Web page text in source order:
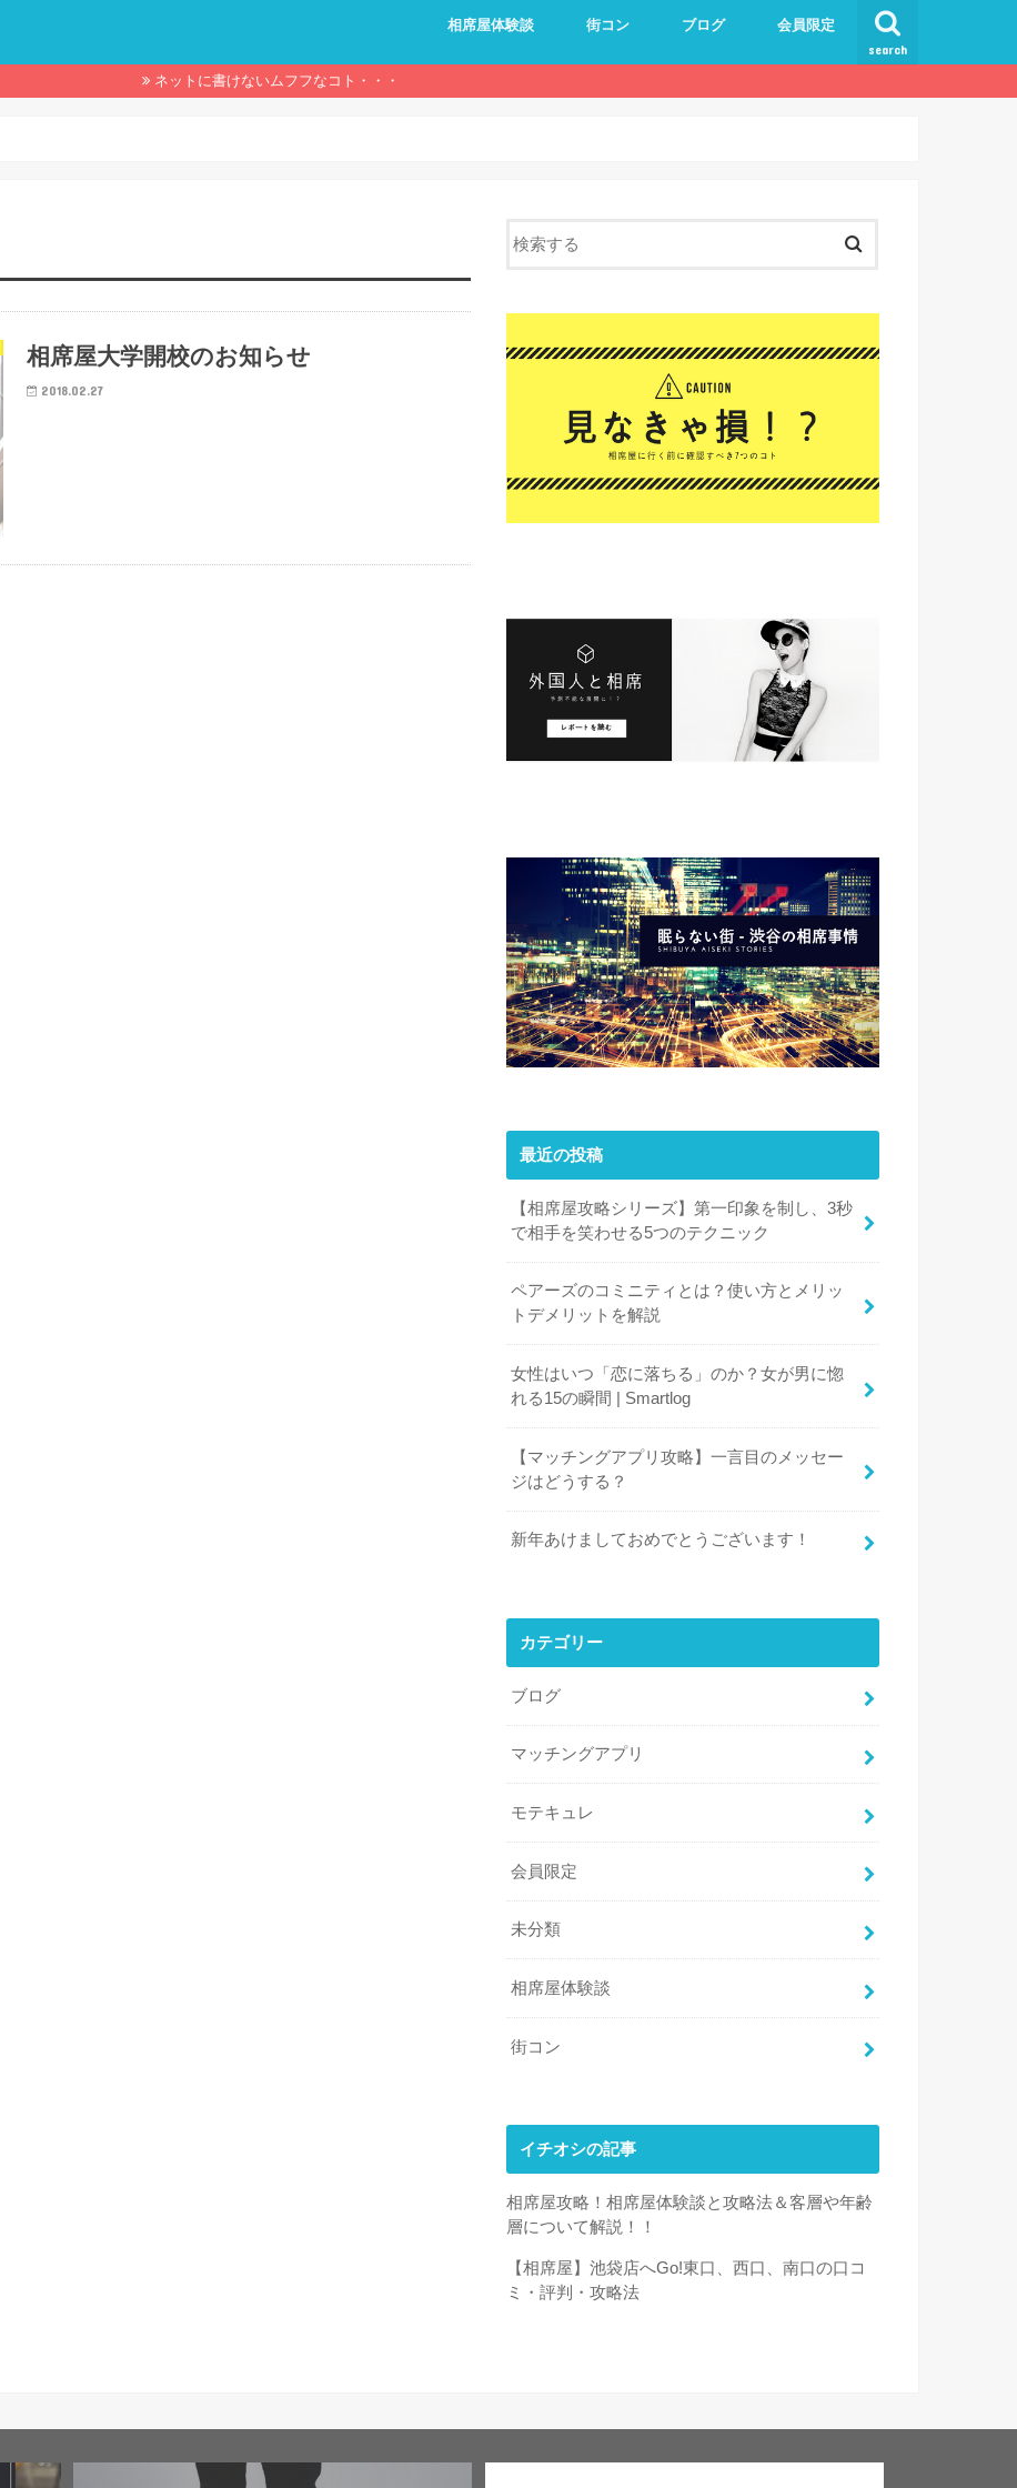
search
相席屋体験談 街コン ブログ 会員限定
ネットに書けないムフフなコト・・・
相席屋大学開校のお知らせ
2018.02.27
最近の投稿
【相席屋攻略シリーズ】第一印象を制し、3秒
で相手を笑わせる5つのテクニック
ペアーズのコミニティとは？使い方とメリッ
トデメリットを解説
女性はいつ「恋に落ちる」のか？女が男に惚
れる15の瞬間 | Smartlog
【マッチングアプリ攻略】一言目のメッセー
ジはどうする？
新年あけましておめでとうございます！
カテゴリー
ブログ
マッチングアプリ
モテキュレ
会員限定
未分類
相席屋体験談
街コン
イチオシの記事
相席屋攻略！相席屋体験談と攻略法＆客層や年齢
層について解説！！
【相席屋】池袋店へGo!東口、西口、南口の口コ
ミ・評判・攻略法